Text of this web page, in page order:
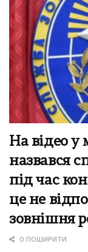
На відео у
назвався
під час
це не
зовнішня
0 ПОШИРИТИ